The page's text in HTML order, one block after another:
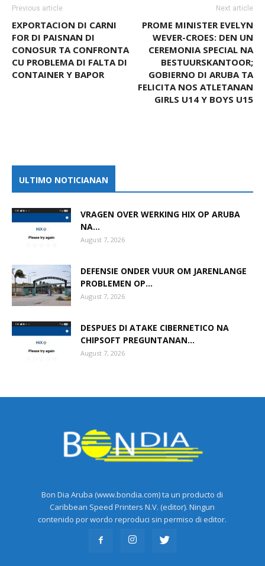
Previous article
EXPORTACION DI CARNI
FOR DI PAISNAN DI
CONOSUR TA CONFRONTA
CU PROBLEMA DI FALTA DI
CONTAINER Y BAPOR
Next article
PROME MINISTER EVELYN
WEVER-CROES: DEN UN
CEREMONIA SPECIAL NA
BESTUURSKANTOOR;
GOBIERNO DI ARUBA TA
FELICITA NOS ATLETANAN
GIRLS U14 Y BOYS U15
ULTIMO NOTICIANAN
VRAGEN OVER WERKING HIX OP ARUBA
NA...
August 7, 2026
DEFENSIE ONDER VUUR OM JARENLANGE
PROBLEMEN OP...
August 7, 2026
DESPUES DI ATAKE CIBERNETICO NA
CHIPSOFT PREGUNTANAN...
August 7, 2026
Bon Dia Aruba (www.bondia.com) ta un producto di
Caribbean Speed Printers N.V. (editor). Ningun
contenido por wordo reproduci sin permiso di editor.